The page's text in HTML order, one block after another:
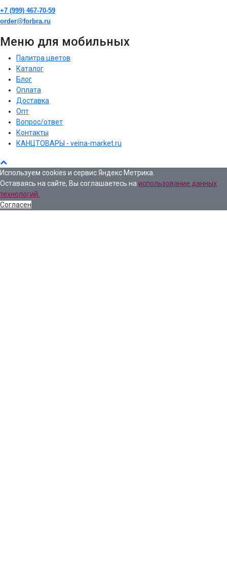
+7 (999) 467-70-59
order@forbra.ru
Меню для мобильных
Палитра цветов
Каталог
Блог
Оплата
Доставка
Опт
Вопрос/ответ
Контакты
КАНЦТОВАРЫ - veina-market.ru
Используем cookies и сервис Яндекс Метрика.
Оставаясь на сайте, Вы соглашаетесь на использование данных
технологий.
Согласен